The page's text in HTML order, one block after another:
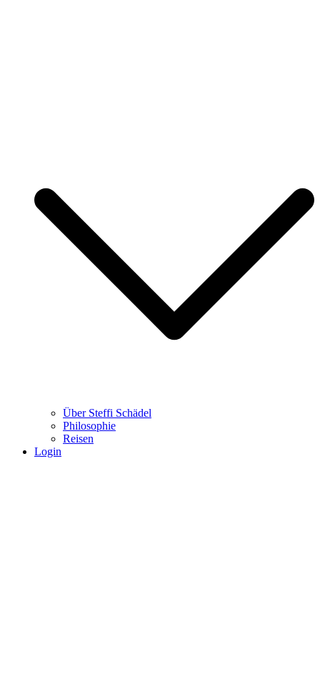
Über Steffi Schädel
Philosophie
Reisen
Login